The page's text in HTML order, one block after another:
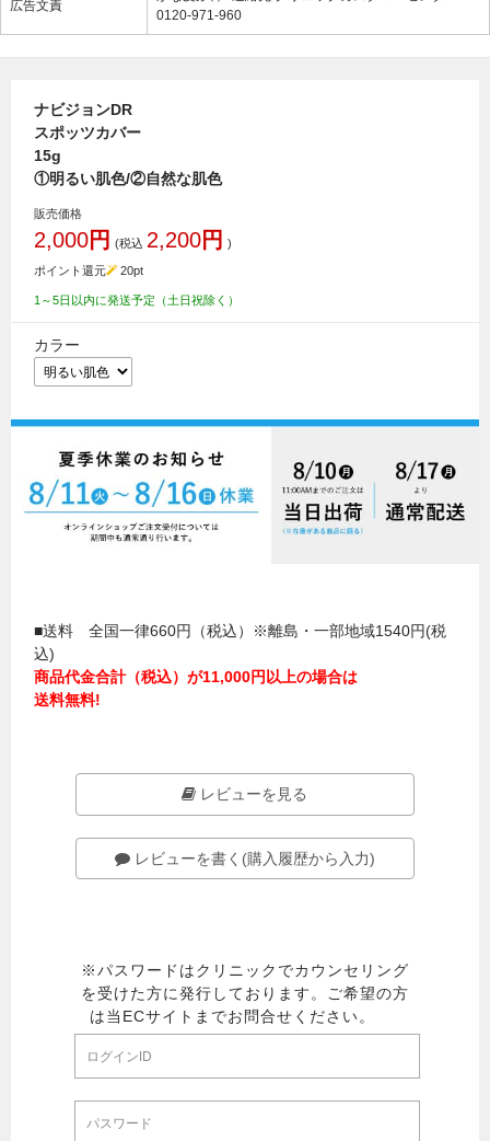
広告文責
0120-971-960
ナビジョンDR
スポッツカバー
15g
①明るい肌色/②自然な肌色
販売価格
2,000円 (税込 2,200円 )
ポイント還元 20pt
1～5日以内に発送予定（土日祝除く）
カラー
■送料 全国一律660円（税込）※離島・一部地域1540円(税
込)
商品代金合計（税込）が11,000円以上の場合は
送料無料!
レビューを見る
レビューを書く(購入履歴から入力)